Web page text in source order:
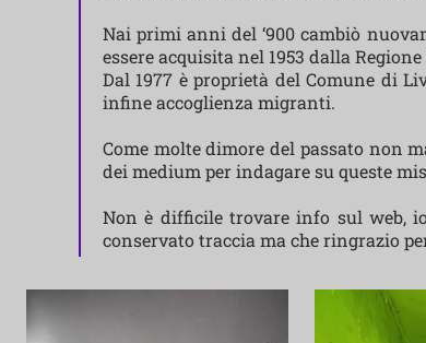
Nai primi anni del ‘900 cambiò
essere acquisita nel 1953 dalla Regione
Dal 1977 è proprietà del Comune di
infine accoglienza migranti.
Come molte dimore del passato non
dei medium per indagare su queste
Non è difficile trovare info sul web,
conservato traccia ma che ringrazio